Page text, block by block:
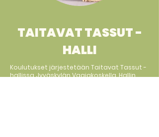
TAITAVAT TASSUT -
HALLI
Koulutukset järjestetään Taitavat Tassut -
hallissa Jyväskylän Vaajakoskella. Hallin